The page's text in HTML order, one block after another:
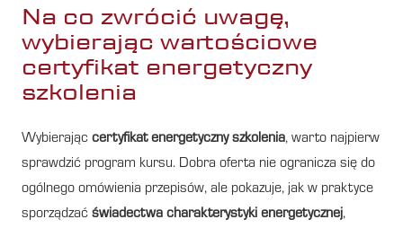
Na co zwrócić uwagę,
wybierając wartościowe
certyfikat energetyczny
szkolenia
Wybierając certyfikat energetyczny szkolenia, warto najpierw
sprawdzić program kursu. Dobra oferta nie ogranicza się do
ogólnego omówienia przepisów, ale pokazuje, jak w praktyce
sporządzać świadectwa charakterystyki energetycznej,